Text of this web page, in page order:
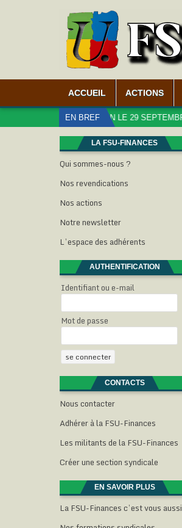
ACCUEIL ACTIONS
EN BREF
MOBILISATION LE 29 SEPTEMBRE !
LA FSU-FINANCES
Qui sommes-nous ?
Nos revendications
Nos actions
Notre newsletter
L’espace des adhérents
AUTHENTIFICATION
Identifiant ou e-mail
Mot de passe
CONTACTS
Nous contacter
Adhérer à la FSU-Finances
Les militants de la FSU-Finances
Créer une section syndicale
EN SAVOIR PLUS
La FSU-Finances c’est vous aussi